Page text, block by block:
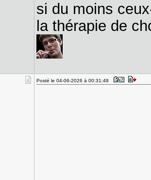
si du moins
la thérapie de
Posté le 04-06-2026 à 00:31:48